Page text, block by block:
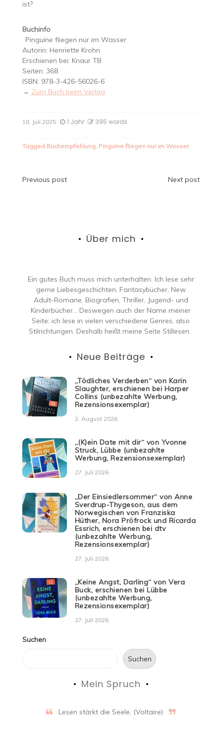
ist?
Buchinfo
Pinguine fliegen nur im Wasser
Autorin: Henriette Krohn
Erschienen bei: Knaur TB
Seiten: 368
ISBN: 978-3-426-56026-6
→ Zum Buch beim Verlag
18. Juli 2025 1 Jahr 395 words
Tagged Buchempfehlung, Pinguine fliegen nur im Wasser
Beitragsnavigation
Previous post Next post
Über mich
Ein gutes Buch muss mich unterhalten. Ich lese sehr
gerne Liebesgeschichten, Fantasybücher, New
Adult-Romane, Biografien, Thriller, Jugend- und
Kinderbücher… Deswegen auch der Name meiner
Seite: ich lese in vielen verschiedene Genres, also
Stilrichtungen. Deshalb heißt meine Seite Stillesen.
Neue Beiträge
„Tödliches Verderben“ von Karin
Slaughter, erschienen bei Harper
Collins (unbezahlte Werbung,
Rezensionsexemplar)
2. August 2026
„(K)ein Date mit dir“ von Yvonne
Struck, Lübbe (unbezahlte
Werbung, Rezensionsexemplar)
27. Juli 2026
„Der Einsiedlersommer“ von Anne
Sverdrup-Thygeson, aus dem
Norwegischen von Franziska
Hüther, Nora Pröfrock und Ricarda
Essrich, erschienen bei dtv
(unbezahlte Werbung,
Rezensionsexemplar)
27. Juli 2026
„Keine Angst, Darling“ von Vera
Buck, erschienen bei Lübbe
(unbezahlte Werbung,
Rezensionsexemplar)
27. Juli 2026
Suchen
Suchen
Mein Spruch
Lesen stärkt die Seele. (Voltaire)